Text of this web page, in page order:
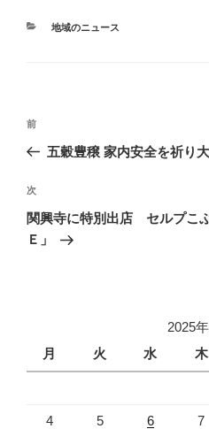
e
er
カ
地域のニュース
投
ビ
ゲ
ー
前
の
稿
前
五穀豊穣 家内安全を祈り
次
の
投
次
関興寺に特別出店 セルプこ
Ｅ」
2025
月
火 水 木
4 5 6 7